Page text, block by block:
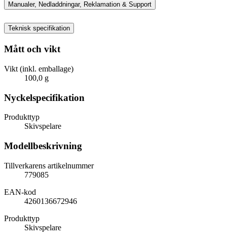
Manualer, Nedladdningar, Reklamation & Support
Teknisk specifikation
Mått och vikt
Vikt (inkl. emballage)
100,0 g
Nyckelspecifikation
Produkttyp
Skivspelare
Modellbeskrivning
Tillverkarens artikelnummer
779085
EAN-kod
4260136672946
Produkttyp
Skivspelare